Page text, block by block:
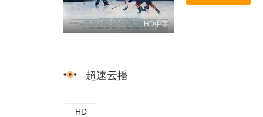
HD中字
超速云播
HD